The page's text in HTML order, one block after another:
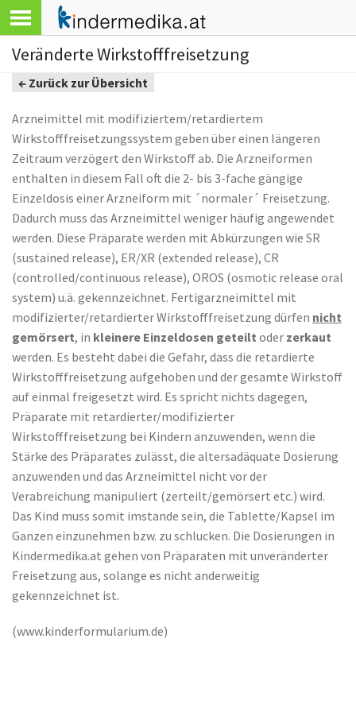
Veränderte Wirkstofffreisetzung
← Zurück zur Übersicht
Arzneimittel mit modifiziertem/retardiertem
Wirkstofffreisetzungssystem geben über einen längeren
Zeitraum verzögert den Wirkstoff ab. Die Arzneiformen
enthalten in diesem Fall oft die 2- bis 3-fache gängige
Einzeldosis einer Arzneiform mit ´normaler´ Freisetzung.
Dadurch muss das Arzneimittel weniger häufig angewendet
werden. Diese Präparate werden mit Abkürzungen wie SR
(sustained release), ER/XR (extended release), CR
(controlled/continuous release), OROS (osmotic release oral
system) u.ä. gekennzeichnet. Fertigarzneimittel mit
modifizierter/retardierter Wirkstofffreisetzung dürfen nicht
gemörsert, in kleinere Einzeldosen geteilt oder zerkaut
werden. Es besteht dabei die Gefahr, dass die retardierte
Wirkstofffreisetzung aufgehoben und der gesamte Wirkstoff
auf einmal freigesetzt wird. Es spricht nichts dagegen,
Präparate mit retardierter/modifizierter
Wirkstofffreisetzung bei Kindern anzuwenden, wenn die
Stärke des Präparates zulässt, die altersadäquate Dosierung
anzuwenden und das Arzneimittel nicht vor der
Verabreichung manipuliert (zerteilt/gemörsert etc.) wird.
Das Kind muss somit imstande sein, die Tablette/Kapsel im
Ganzen einzunehmen bzw. zu schlucken. Die Dosierungen in
Kindermedika.at gehen von Präparaten mit unveränderter
Freisetzung aus, solange es nicht anderweitig
gekennzeichnet ist.
(www.kinderformularium.de)